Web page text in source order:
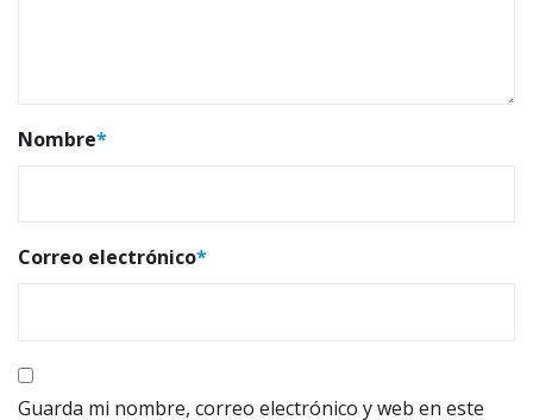
Nombre*
Correo electrónico*
Guarda mi nombre, correo electrónico y web en este